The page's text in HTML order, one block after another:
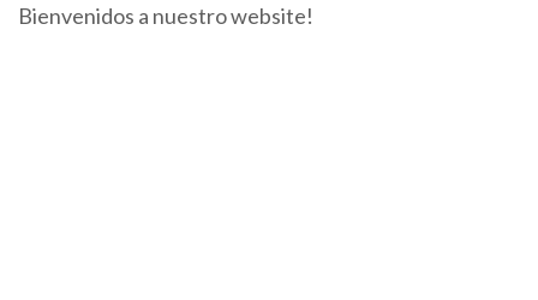
Bienvenidos a nuestro website!